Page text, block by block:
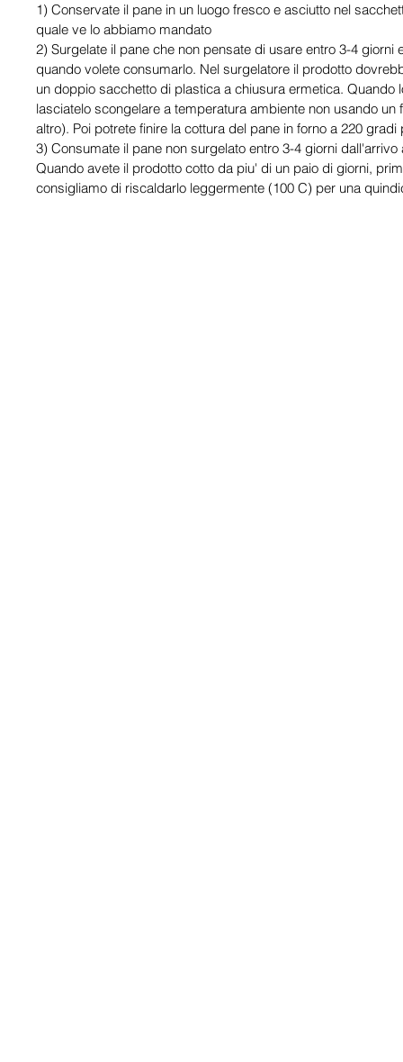
1) Conservate il pane in un luogo fresco e asciutto nel
quale ve lo abbiamo mandato
2) Surgelate il pane che non pensate di usare entro 3-4 giorni
quando volete consumarlo. Nel surgelatore il prodotto
un doppio sacchetto di plastica a chiusura ermetica. Quando
lasciatelo scongelare a temperatura ambiente non usando un
altro). Poi potrete finire la cottura del pane in forno a 220 gradi
3) Consumate il pane non surgelato entro 3-4 giorni
Quando avete il prodotto cotto da piu' di un paio di giorni,
consigliamo di riscaldarlo leggermente (100 C) per una